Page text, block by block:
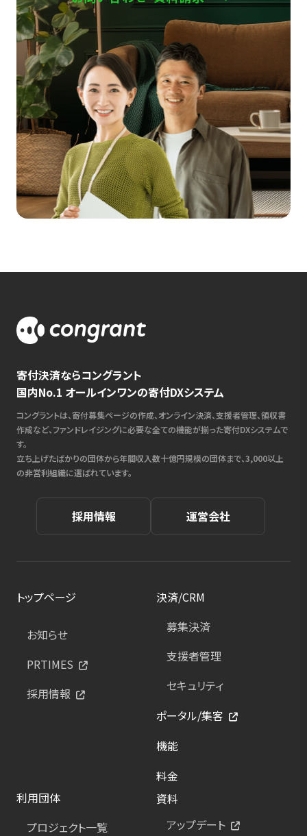
寄付決済ならコングラント
国内No.1 オールインワンの寄付DXシステム
コングラントは、寄付募集ページの作成、オンライン決済、支援者管理、領収書
作成など、ファンドレイジングに必要な全ての機能が揃った寄付DXシステムで
す。
立ち上げたばかりの団体から年間収入数十億円規模の団体まで、3,000以上
の非営利組織に選ばれています。
採用情報 運営会社
トップページ
お知らせ
PRTIMES
採用情報
決済/CRM
募集決済
支援者管理
セキュリティ
ポータル/集客
機能
料金
利用団体
プロジェクト一覧
資料
アップデート